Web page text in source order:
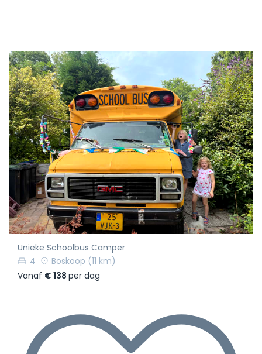
Unieke Schoolbus Camper
4
Boskoop (11 km)
Vanaf € 138 per dag